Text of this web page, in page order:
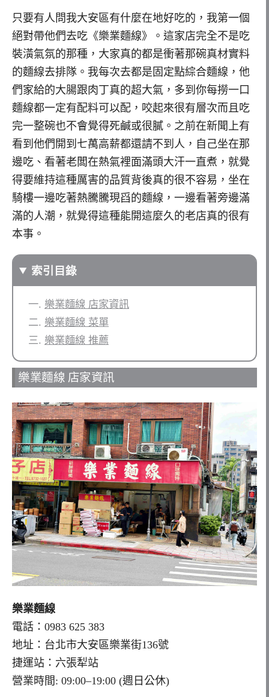
只要有人問我大安區有什麼在地好吃的，我第一個
絕對帶他們去吃《樂業麵線》。這家店完全不是吃
裝潢氣氛的那種，大家真的都是衝著那碗真材實料
的麵線去排隊。我每次去都是固定點綜合麵線，他
們家給的大腸跟肉丁真的超大氣，多到你每撈一口
麵線都一定有配料可以配，咬起來很有層次而且吃
完一整碗也不會覺得死鹹或很膩。之前在新聞上有
看到他們開到七萬高薪都還請不到人，自己坐在那
邊吃、看著老闆在熱氣裡面滿頭大汗一直煮，就覺
得要維持這種厲害的品質背後真的很不容易，坐在
騎樓一邊吃著熱騰騰現舀的麵線，一邊看著旁邊滿
滿的人潮，就覺得這種能開這麼久的老店真的很有
本事。
索引目錄
樂業麵線 店家資訊
樂業麵線 菜單
樂業麵線 推薦
樂業麵線 店家資訊
樂業麵線
電話：0983 625 383
地址：台北市大安區樂業街136號
捷運站：六張犁站
營業時間: 09:00–19:00 (週日公休)